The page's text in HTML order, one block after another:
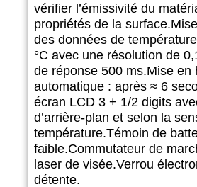
vérifier l’émissivité du
propriétés de la surface.
des données de
°C avec une résolution de
de réponse 500 ms.Mise en
automatique : après ≈ 6
écran LCD 3 + 1/2 digits
d’arrière-plan et selon la
température.Témoin de
faible.Commutateur de
laser de visée.Verrou
détente.